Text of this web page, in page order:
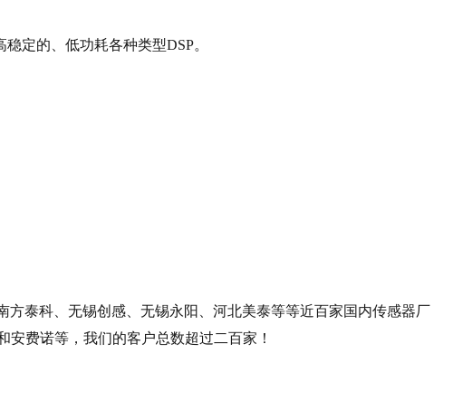
定的、低功耗各种类型DSP。
泰科、无锡创感、无锡永阳、河北美泰等等近百家国内传感器厂
费诺等，我们的客户总数超过二百家！